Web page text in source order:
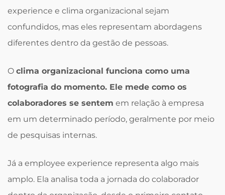
experience e clima organizacional sejam
confundidos, mas eles representam abordagens
diferentes dentro da gestão de pessoas.
O clima organizacional funciona como uma
fotografia do momento. Ele mede como os
colaboradores se sentem em relação à empresa
em um determinado período, geralmente por meio
de pesquisas internas.
Já a employee experience representa algo mais
amplo. Ela analisa toda a jornada do colaborador